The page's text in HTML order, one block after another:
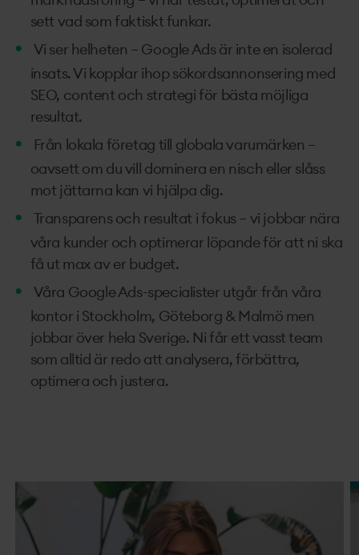
sett vad som faktiskt funkar.
Vi ser helheten – Google Ads är inte en isolerad
insats. Vi kopplar ihop sökordsannonsering med
SEO, content och strategi för bästa möjliga
resultat.
Från lokala företag till globala varumärken –
oavsett om du vill dominera en nisch eller slåss
mot jättarna kan vi hjälpa dig.
Transparens och resultat i fokus – vi jobbar nära
våra kunder och optimerar löpande för att ni ska
få ut max av er budget.
Våra Google Ads-specialister utgår från våra
kontor i Stockholm, Göteborg & Malmö men
jobbar över hela Sverige. Ni får ett vasst team
som alltid är redo att analysera, förbättra,
optimera och justera.